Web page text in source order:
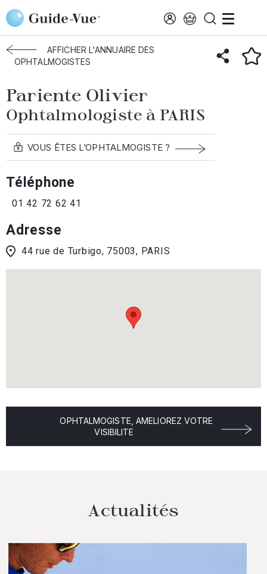
Aller au contenu principal
Accueil Annuaire des ophtalmologistes Paris Pariente Olivier
AFFICHER L'ANNUAIRE DES
OPHTALMOGISTES
Pariente Olivier
Ophtalmologiste à PARIS
VOUS ÊTES L’OPHTALMOGISTE ?
Téléphone
01 42 72 62 41
Adresse
44 rue de Turbigo, 75003, PARIS
OPHTALMOGISTE, AMELIOREZ VOTRE
VISIBILITE
Actualités